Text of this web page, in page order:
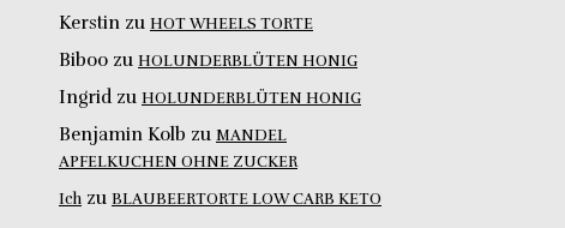
Kerstin zu HOT WHEELS TORTE
Biboo zu HOLUNDERBLÜTEN HONIG
Ingrid zu HOLUNDERBLÜTEN HONIG
Benjamin Kolb zu MANDEL
APFELKUCHEN OHNE ZUCKER
Ich zu BLAUBEERTORTE LOW CARB KETO